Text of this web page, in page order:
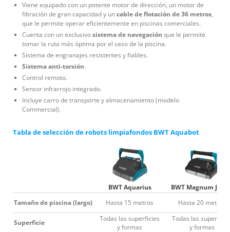
Viene equipado con un potente motor de dirección, un motor de
filtración de gran capacidad y uncable de flotación de 36 metros,
que le permite operar eficientemente en piscinas comerciales.
Cuenta con un exclusivosistema de navegación que le permite
tomar la ruta más óptima por el vaso de la piscina.
Sistema de engranajes resistentes y fiables.
Sistema anti-torsión.
Control remoto.
Sensor infrarrojo integrado.
Incluye carro de transporte y almacenamiento (modelo
Commercial).
Tabla de selección de robots limpiafondos BWT Aquabot
BWT Aquarius
BWT Magnum
Tamaño de piscina (largo)
Hasta 15 metros Hasta 20 metros
Superficie
Todas las superficies
y formas
Todas las
y formas